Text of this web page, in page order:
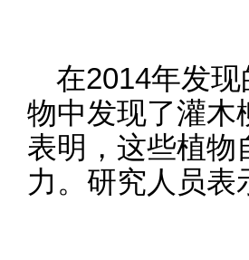
在2014年发
物中发现了灌木
表明，这些植物
力。研究人员表